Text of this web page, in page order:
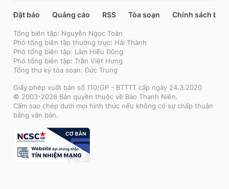
Đặt báo Quảng cáo RSS Tòa soạn Chính sách bảo
Tổng biên tập: Nguyễn Ngọc Toàn
Phó tổng biên tập thường trực: Hải Thành
Phó tổng biên tập: Lâm Hiếu Dũng
Phó tổng biên tập: Trần Việt Hưng
Tổng thư ký tòa soạn: Đức Trung
Giấy phép xuất bản số 110/GP - BTTTT cấp ngày 24.3.2020
© 2003-2026 Bản quyền thuộc về Báo Thanh Niên.
Cấm sao chép dưới mọi hình thức nếu không có sự chấp thuận
bằng văn bản.